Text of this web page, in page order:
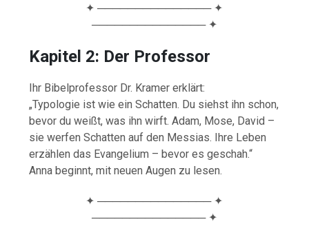
✦ ─────────────── ✦
─────────────── ✦
Kapitel 2: Der Professor
Ihr Bibelprofessor Dr. Kramer erklärt:
„Typologie ist wie ein Schatten. Du siehst ihn schon,
bevor du weißt, was ihn wirft. Adam, Mose, David –
sie werfen Schatten auf den Messias. Ihre Leben
erzählen das Evangelium – bevor es geschah.“
Anna beginnt, mit neuen Augen zu lesen.
✦ ─────────────── ✦
─────────────── ✦